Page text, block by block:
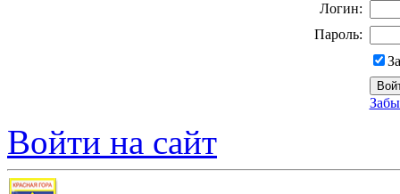
Логин:
Пароль:
Войти на сайт